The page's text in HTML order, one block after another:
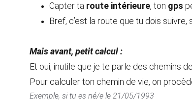
Capter ta route intérieure, ton gps
Bref, c’est la route que tu dois
Mais avant, petit calcul :
Et oui, inutile que je te parle des chemins
Pour calculer ton chemin de vie, on
Exemple, si tu es né/e le 21/05/1993